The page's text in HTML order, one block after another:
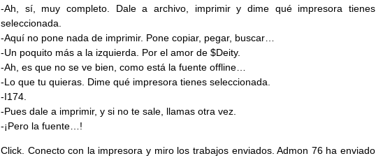
-Ah, sí, muy completo. Dale a archivo, imprimir y dime qué impresora tienes
seleccionada.
-Aquí no pone nada de imprimir. Pone copiar, pegar, buscar…
-Un poquito más a la izquierda. Por el amor de $Deity.
-Ah, es que no se ve bien, como está la fuente offline…
-Lo que tu quieras. Dime qué impresora tienes seleccionada.
-I174.
-Pues dale a imprimir, y si no te sale, llamas otra vez.
-¡Pero la fuente…!
Click. Conecto con la impresora y miro los trabajos enviados. Admon 76 ha enviado